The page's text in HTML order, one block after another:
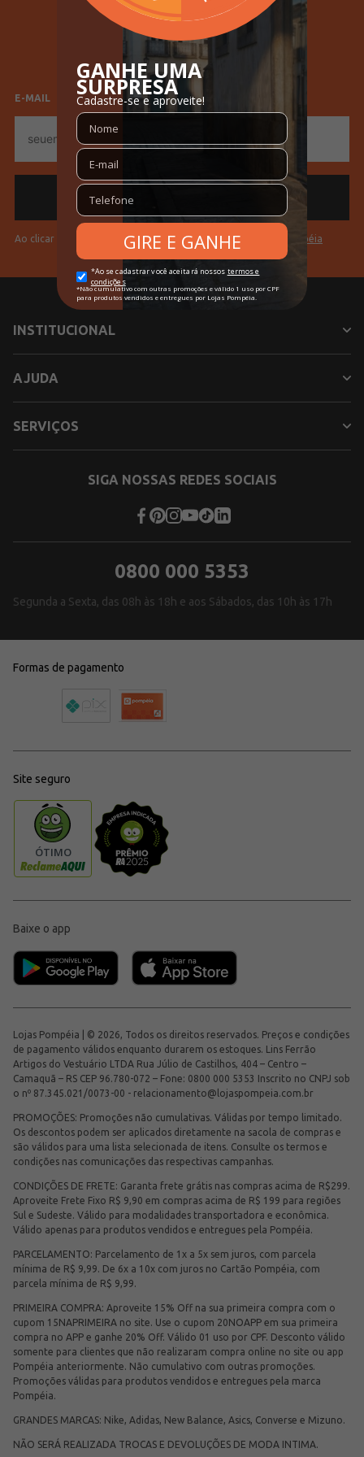
Branco
SELECIONE SEU GÊNERO
Feminino
E-MAIL
mail
Ao clicar em "Cadastrar" você aceita os Termos de Uso da Pompéia
INSTITUCIONAL
AJUDA
SERVIÇOS
SIGA NOSSAS REDES SOCIAIS
0800 000 5353
Segunda a Sexta, das 08h às 18h e aos Sábados, das 10h às 17h
Formas de pagamento
Site seguro
Baixe o app
Lojas Pompéia | © 2026, Todos os direitos reservados. Preços e condições
de pagamento válidos enquanto durarem os estoques. Lins Ferrão
Artigos do Vestuário LTDA Rua Júlio de Castilhos, 404 – Centro –
Camaquã – RS CEP 96.780-072 – Fone: 0800 000 5353 Inscrito no CNPJ sob
o nº 87.345.021/0073-00 - relacionamento@lojaspompeia.com.br
PROMOÇÕES: Promoções não cumulativas. Válidas por tempo limitado.
Os descontos podem ser aplicados diretamente na sacola de compras e
são válidos para uma lista selecionada de itens. Consulte os termos e
condições nas comunicações das respectivas campanhas.
CONDIÇÕES DE FRETE: Garanta frete grátis nas compras acima de R$299.
Aproveite Frete Fixo R$ 9,90 em compras acima de R$ 199 para regiões
Sul e Sudeste. Válido para modalidades transportadora e econômica.
Válido apenas para produtos vendidos e entregues pela Pompéia.
PARCELAMENTO: Parcelamento de 1x a 5x sem juros, com parcela
mínima de R$ 9,99. De 6x a 10x com juros no Cartão Pompéia, com
parcela mínima de R$ 9,99.
PRIMEIRA COMPRA: Aproveite 15% Off na sua primeira compra com o
cupom 15NAPRIMEIRA no site. Use o cupom 20NOAPP em sua primeira
compra no APP e ganhe 20% Off. Válido 01 uso por CPF. Desconto válido
somente para clientes que não realizaram compra online no site ou app
Pompéia anteriormente. Não cumulativo com outras promoções.
Promoções válidas para produtos vendidos e entregues pela marca
Pompéia.
GRANDES MARCAS: Nike, Adidas, New Balance, Asics, Converse e Mizuno.
NÃO SERÁ REALIZADA TROCAS E DEVOLUÇÕES DE MODA INTIMA.